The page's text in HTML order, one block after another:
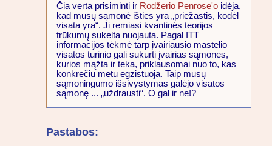
Čia verta prisiminti ir Rodžerio Penrose'o idėja,
kad mūsų sąmonė išties yra „priežastis, kodėl
visata yra“. Ji remiasi kvantinės teorijos
trūkumų sukelta nuojauta. Pagal ITT
informacijos tėkmė tarp įvairiausio mastelio
visatos turinio gali sukurti įvairias sąmones,
kurios mąžta ir teka, priklausomai nuo to, kas
konkrečiu metu egzistuoja. Taip mūsų
sąmoningumo išsivystymas galėjo visatos
sąmonę ... „uždrausti“. O gal ir ne!?
Pastabos: